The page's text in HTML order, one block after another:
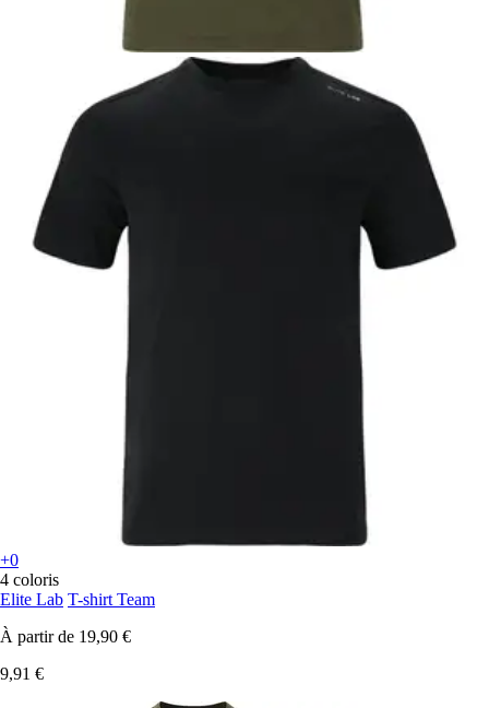
+0
4 coloris
Elite Lab T-shirt Team
À partir de 19,90 €
9,91 €